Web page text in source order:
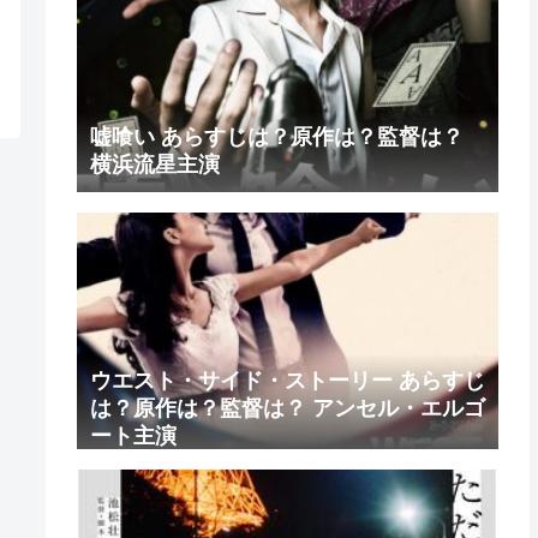
嘘喰い あらすじは？原作は？監督は？
横浜流星主演
ウエスト・サイド・ストーリー あらすじ
は？原作は？監督は？ アンセル・エルゴ
ート主演